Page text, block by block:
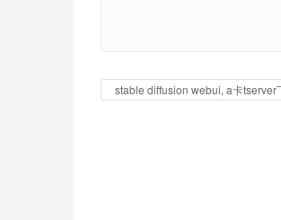
stable diffusion webui, a卡